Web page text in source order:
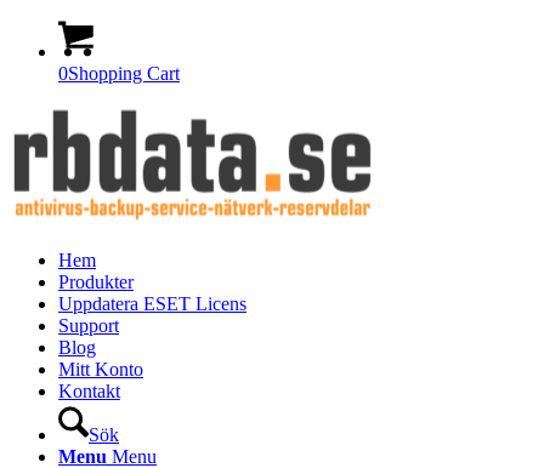
0Shopping Cart
Hem
Produkter
Uppdatera ESET Licens
Support
Blog
Mitt Konto
Kontakt
Sök
Menu Menu